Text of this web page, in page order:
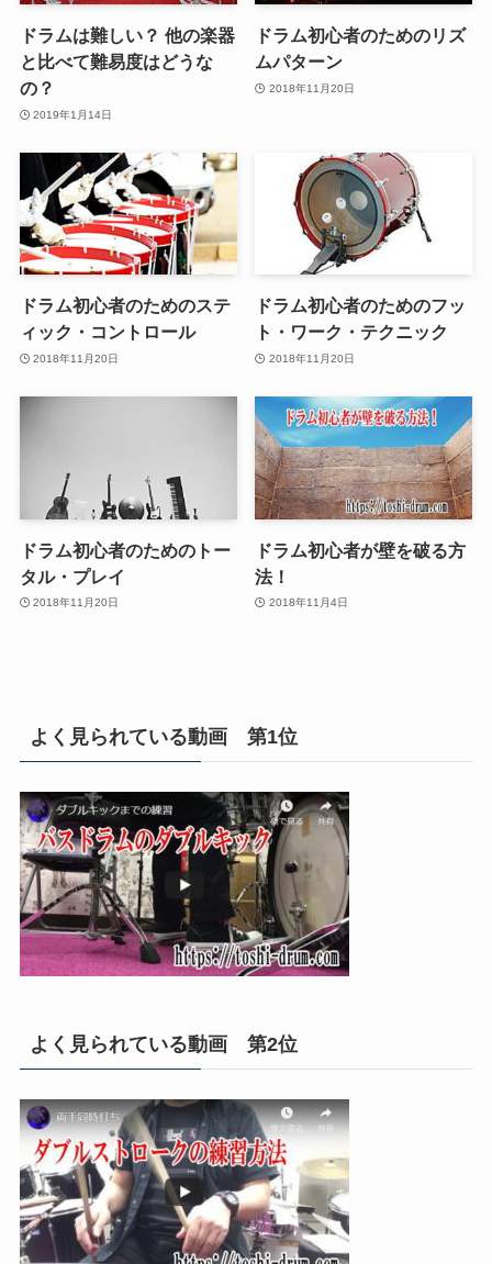
ドラムは難しい？ 他の楽器
と比べて難易度はどうな
の？
2019年1月14日
ドラム初心者のためのリズ
ムパターン
2018年11月20日
ドラム初心者のためのステ
ィック・コントロール
2018年11月20日
ドラム初心者のためのフッ
ト・ワーク・テクニック
2018年11月20日
ドラム初心者のためのトー
タル・プレイ
2018年11月20日
ドラム初心者が壁を破る方
法！
2018年11月4日
よく見られている動画 第1位
よく見られている動画 第2位